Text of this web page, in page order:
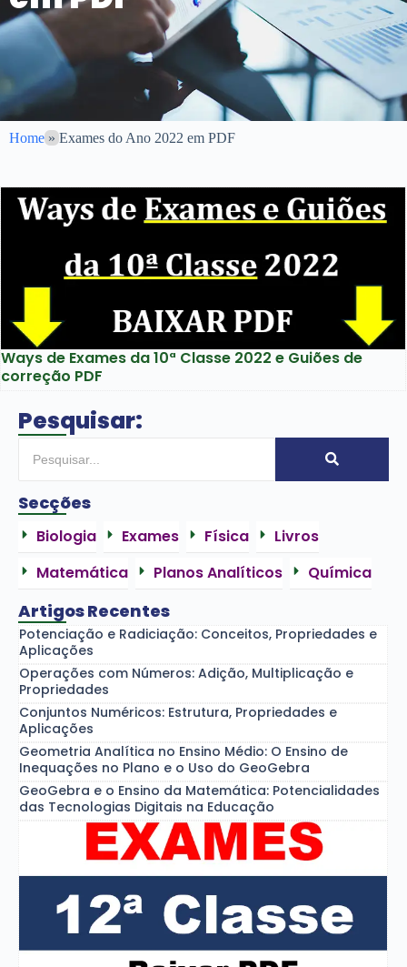
Home»Exames do Ano 2022 em PDF
Ways de Exames da 10ª Classe 2022 e Guiões de
correção PDF
Pesquisar:
Secções
Biologia Exames Física
Livros
Matemática
Planos Analíticos Química
Artigos Recentes
Potenciação e Radiciação: Conceitos, Propriedades e
Aplicações
Operações com Números: Adição, Multiplicação e
Propriedades
Conjuntos Numéricos: Estrutura, Propriedades e
Aplicações
Geometria Analítica no Ensino Médio: O Ensino de
Inequações no Plano e o Uso do GeoGebra
GeoGebra e o Ensino da Matemática: Potencialidades
das Tecnologias Digitais na Educação